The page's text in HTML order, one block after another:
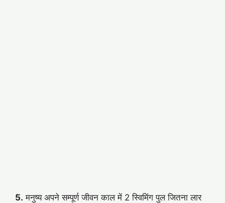
5. मनुष्य अपने सम्पूर्ण जीवन काल में 2 स्विमिंग पुल जितना लार